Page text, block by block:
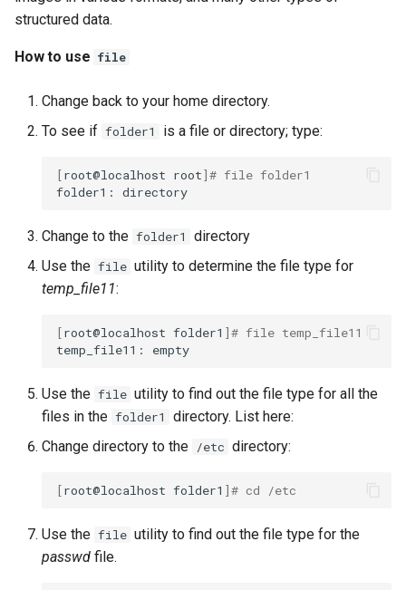
structured data.
How to use file
Change back to your home directory.
To see if folder1 is a file or directory; type:
[root@localhost root]# file folder1
folder1:
Change to the folder1
directory
Use the file utility to determine the file type for
temp_file11:
[root@localhost folder1 ]# file temp_file11
temp_file11:
Use the file utility to find out the file type for all the
files in the folder1
directory. List here:
Change directory to the /etc directory:
[root@localhost folder1 ]# cd /etc
Use the file utility to find out the file type for the
passwd file.